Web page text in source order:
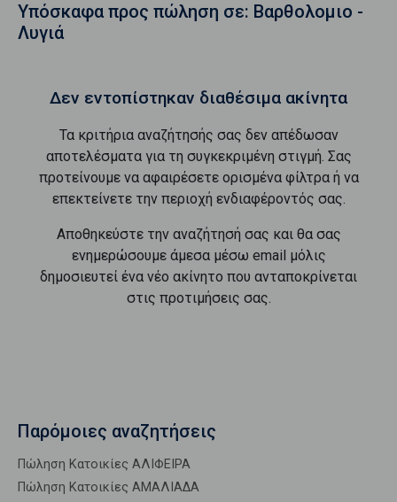
Υπόσκαφα προς πώληση σε: Βαρθολομιο -
Λυγιά
Δεν εντοπίστηκαν διαθέσιμα ακίνητα
Τα κριτήρια αναζήτησής σας δεν απέδωσαν
αποτελέσματα για τη συγκεκριμένη στιγμή. Σας
προτείνουμε να αφαιρέσετε ορισμένα φίλτρα ή να
επεκτείνετε την περιοχή ενδιαφέροντός σας.
Αποθηκεύστε την αναζήτησή σας και θα σας
ενημερώσουμε άμεσα μέσω email μόλις
δημοσιευτεί ένα νέο ακίνητο που ανταποκρίνεται
στις προτιμήσεις σας.
Παρόμοιες αναζητήσεις
Πώληση Κατοικίες ΑΛΙΦΕΙΡΑ
Πώληση Κατοικίες ΑΜΑΛΙΑΔΑ